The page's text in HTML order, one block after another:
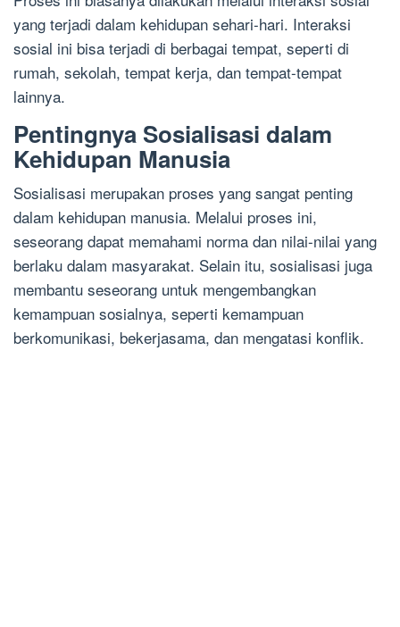
yang terjadi dalam kehidupan sehari-hari. Interaksi
sosial ini bisa terjadi di berbagai tempat, seperti di
rumah, sekolah, tempat kerja, dan tempat-tempat
lainnya.
Pentingnya Sosialisasi dalam
Kehidupan Manusia
Sosialisasi merupakan proses yang sangat penting
dalam kehidupan manusia. Melalui proses ini,
seseorang dapat memahami norma dan nilai-nilai yang
berlaku dalam masyarakat. Selain itu, sosialisasi juga
membantu seseorang untuk mengembangkan
kemampuan sosialnya, seperti kemampuan
berkomunikasi, bekerjasama, dan mengatasi konflik.